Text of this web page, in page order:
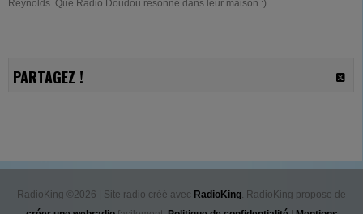
Reynolds. Que Radio Doudou résonne dans leur maison :)
PARTAGEZ !
RadioKing ©2026 | Site radio créé avec RadioKing . RadioKing propose de